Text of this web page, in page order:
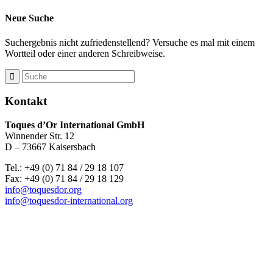
Neue Suche
Suchergebnis nicht zufriedenstellend? Versuche es mal mit einem
Wortteil oder einer anderen Schreibweise.
Kontakt
Toques d’Or International GmbH
Winnender Str. 12
D – 73667 Kaisersbach
Tel.: +49 (0) 71 84 / 29 18 107
Fax: +49 (0) 71 84 / 29 18 129
info@toquesdor.org
info@toquesdor-international.org